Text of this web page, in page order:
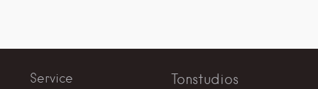
Service Tonstudios